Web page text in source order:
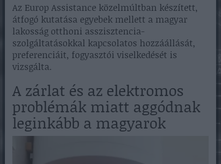
Az Europ Assistance közelmúltban készített,
átfogó kutatása egyebek mellett a magyar
lakosság otthoni asszisztencia-
szolgáltatásokkal kapcsolatos hozzáállását,
preferenciáit, fogyasztói viselkedését is
vizsgálta.
A zárlat és az elektromos
problémák miatt aggódnak
leginkább a magyarok